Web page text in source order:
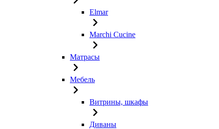
Elmar
Marchi Cucine
Матрасы
Мебель
Витрины, шкафы
Диваны